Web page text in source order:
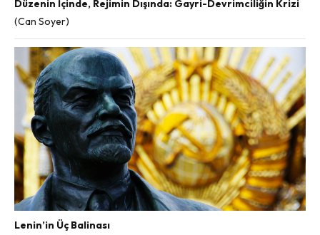
Düzenin İçinde, Rejimin Dışında: Gayri-Devrimciliğin Krizi
(Can Soyer)
Lenin’in Üç Balinası